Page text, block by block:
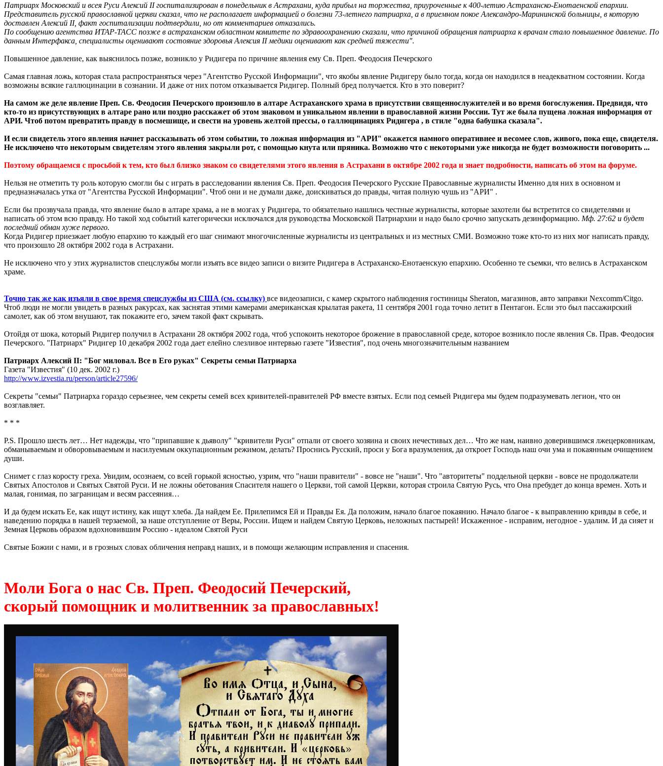
Патриарх Московский и всея Руси Алексий II госпитализирован в понедельник в Астрахани, куда прибыл на торжества, приуроченные к 400-летию Астраханско-Енотаенской епархии.
Представитель русской православной церкви сказал, что не располагает информацией о болезни 73-летнего патриарха, а в приемном покое Александро-Марининской больницы, в которую
доставлен Алексий II, факт госпитализации подтвердили, но от комментариев отказались.
По сообщению агентства ИТАР-ТАСС позже в астраханском областном комитете по здравоохранению сказали, что причиной обращения патриарха к врачам стало повышенное давление. По
данным Интерфакса, специалисты оценивают состояние здоровья Алексия II медики оценивают как средней тяжести".
Повышенное давление, как выяснилось позже, возникло у Ридигера по причине явления ему Св. Преп. Феодосия Печерского
Самая главная ложь, которая стала распространяться через "Агентство Русской Информации", что якобы явление Ридигеру было тогда, когда он находился в неадекватном состоянии. Когда
возможны всякие галлюцинации в сознании. И даже от них потом отказывается Ридигер. Полный бред получается. Кто в это поверит?
На самом же деле явление Преп. Св. Феодосия Печерского произошло в алтаре Астраханского храма в присутствии священнослужителей и во время богослужения. Предвидя, что
кто-то из присутствующих в алтаре рано или поздно расскажет об этом знаковом и уникальном явлении в православной жизни России. Тут же была пущена ложная информация от
АРИ. Чтоб потом превратить правду в посмешище, и свести на уровень желтой прессы, о галлюцинациях Ридигера , в стиле "одна бабушка сказала".
И если свидетель этого явления начнет рассказывать об этом событии, то ложная информация из "АРИ" окажется намного оперативнее и весомее слов, живого, пока еще, свидетеля.
Не исключено что некоторым свидетелям этого явления закрыли рот, с помощью кнута или пряника. Возможно что с некоторыми уже никогда не будет возможности поговорить ...
Поэтому обращаемся с просьбой к тем, кто был близко знаком со свидетелями этого явления в Астрахани в октябре 2002 года и знает подробности, написать об этом на форуме.
Нельзя не отметить ту роль которую смогли бы с играть в расследовании явления Св. Преп. Феодосия Печерского Русские Православные журналисты Именно для них в основном и
предназначалась утка от "Агентства Русской Информации". Чтоб они и не думали даже, доискиваться до правды, читая полную чушь из "АРИ" .
Если бы прозвучала правда, что явление было в алтаре храма, а не в мозгах у Ридигера, то обязательно нашлись честные журналисты, которые захотели бы встретится со свидетелями и
написать об этом всю правду. Но такой ход событий категорически исключался для руководства Московской Патриархии и надо было срочно запускать дезинформацию. Мф. 27:62 и будет
последний обман хуже первого.
Когда Ридигер приезжает любую епархию то каждый его шаг снимают многочисленные журналисты из центральных и из местных СМИ. Возможно тоже кто-то из них мог написать правду,
что произошло 28 октября 2002 года в Астрахани.
Не исключено что у этих журналистов спецслужбы могли изъять все видео записи о визите Ридигера в Астраханско-Енотаенскую епархию. Особенно те съемки, что велись в Астраханском
храме.
Точно так же как изъяли в свое время cпецслужбы из США (см. ссылку) все видеозаписи, с камер скрытого наблюдения гостиницы Sheraton, магазинов, авто заправки Nexcomm/Citgo.
Чтоб люди не могли увидеть в разных ракурсах, как заснятая этими камерами американская крылатая ракета, 11 сентября 2001 года точно летит в Пентагон. Если это был пассажирский
самолет, как об этом внушают, так покажите его, зачем такой факт скрывать.
Отойдя от шока, который Ридигер получил в Астрахани 28 октября 2002 года, чтоб успокоить некоторое брожение в православной среде, которое возникло после явления Св. Прав. Феодосия
Печерского. "Патриарх" Ридигер 10 декабря 2002 года дает елейно слезливое интервью газете "Известия", под очень многозначительным названием
Патриарх Алексий II: "Бог миловал. Все в Его руках" Секреты семьи Патриарха
Газета "Известия" (10 дек. 2002 г.)
http://www.izvestia.ru/person/article27596/
Секреты "семьи" Патриарха гораздо серьезнее, чем секреты семей всех кривителей-правителей РФ вместе взятых. Если под семьей Ридигера мы будем подразумевать легион, что он
возглавляет.
* * *
P.S. Прошло шесть лет… Нет надежды, что "припавшие к дьяволу" "кривители Руси" отпали от своего хозяина и своих нечестивых дел… Что же нам, наивно доверившимся лжецерковникам,
обманываемым и обворовываемым и насилуемым оккупационным режимом, делать? Проснись Русский, проси у Бога вразумления, да откроет Господь наш очи ума и покаянным очищением
души.
Снимет с глаз коросту греха. Увидим, осознаем, со всей горькой ясностью, узрим, что "наши правители" - вовсе не "наши". Что "авторитеты" поддельной церкви - вовсе не продолжатели
Святых Апостолов и Святых Святой Руси. И не ложны обетования Спасителя нашего о Церкви, той самой Церкви, которая строила Святую Русь, что Она пребудет до конца времен. Хоть и
малая, гонимая, по заграницам и весям рассеяния…
И да будем искать Ее, как ищут истину, как ищут хлеба. Да найдем Ее. Прилепимся Ей и Правды Ея. Да положим, начало благое покаянию. Начало благое - к выправлению кривды в себе, и
наведению порядка в нашей терзаемой, за наше отступление от Веры, России. Ищем и найдем Святую Церковь, неложных пастырей! Искаженное - исправим, негодное - удалим. И да сияет и
Земная Церковь образом вдохновившим Россию - идеалом Святой Руси
Святые Божии с нами, и в грозных словах обличения неправд наших, и в помощи желающим исправления и спасения.
Моли Бога о нас Св. Преп. Феодосий Печерский,
скорый помощник и молитвенник за православных!